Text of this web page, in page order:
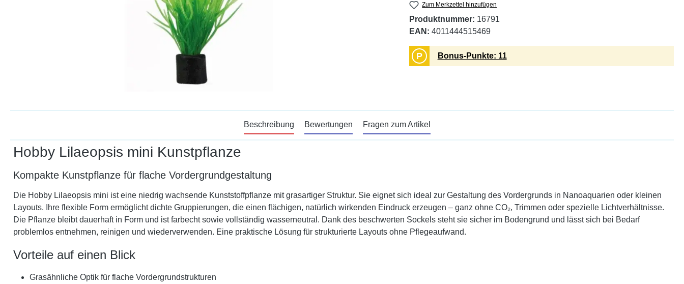
Zum Merkzettel hinzufügen
Produktnummer: 16791
EAN: 4011444515469
P Bonus-Punkte: 11
Beschreibung Bewertungen Fragen zum Artikel
Hobby Lilaeopsis mini Kunstpflanze
Kompakte Kunstpflanze für flache Vordergrundgestaltung
Die Hobby Lilaeopsis mini ist eine niedrig wachsende Kunststoffpflanze mit grasartiger Struktur. Sie eignet sich ideal zur Gestaltung des Vordergrunds in Nanoaquarien oder kleinen
Layouts. Ihre flexible Form ermöglicht dichte Gruppierungen, die einen flächigen, natürlich wirkenden Eindruck erzeugen – ganz ohne CO₂, Trimmen oder spezielle Lichtverhältnisse.
Die Pflanze bleibt dauerhaft in Form und ist farbecht sowie vollständig wasserneutral. Dank des beschwerten Sockels steht sie sicher im Bodengrund und lässt sich bei Bedarf
problemlos entnehmen, reinigen und wiederverwenden. Eine praktische Lösung für strukturierte Layouts ohne Pflegeaufwand.
Vorteile auf einen Blick
Grasähnliche Optik für flache Vordergrundstrukturen